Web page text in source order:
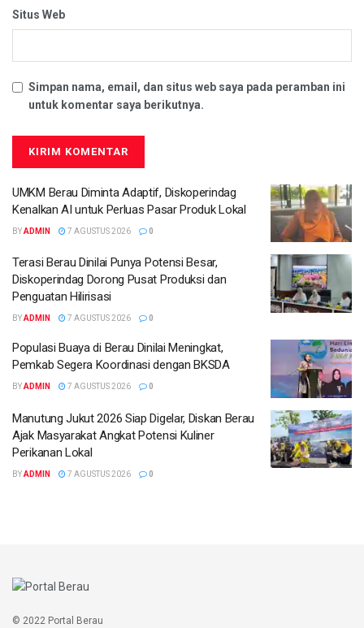
Situs Web
Simpan nama, email, dan situs web saya pada peramban ini
untuk komentar saya berikutnya.
UMKM Berau Diminta Adaptif, Diskoperindag
Kenalkan AI untuk Perluas Pasar Produk Lokal
BYADMIN 7 AGUSTUS 2026 0
Terasi Berau Dinilai Punya Potensi Besar,
Diskoperindag Dorong Pusat Produksi dan
Penguatan Hilirisasi
BYADMIN 7 AGUSTUS 2026 0
Populasi Buaya di Berau Dinilai Meningkat,
Pemkab Segera Koordinasi dengan BKSDA
BYADMIN 7 AGUSTUS 2026 0
Manutung Jukut 2026 Siap Digelar, Diskan Berau
Ajak Masyarakat Angkat Potensi Kuliner
Perikanan Lokal
BYADMIN 7 AGUSTUS 2026 0
© 2022 Portal Berau